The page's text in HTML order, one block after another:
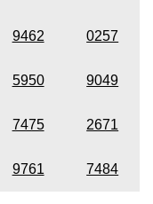
9462 0257
5950 9049
7475 2671
9761 7484